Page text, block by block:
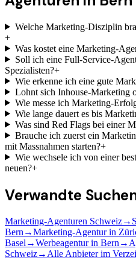
Welche Marketing-Disziplin
+
Was kostet eine Marketing-
Soll ich eine Full-Service-
Spezialisten?+
Wie erkenne ich eine gute
Lohnt sich Inhouse-Marketing
Wie messe ich Marketing-
Wie lange dauert es bis
Was sind Red Flags bei einer
Brauche ich zuerst ein
mit Massnahmen starten?+
Wie wechsele ich von einer
neuen?+
Verwandte
Marketing-Agenturen Schweiz→
Bern→Marketing-Agentur in
Basel→Werbeagentur in Bern→
Schweiz→Alle Anbieter im